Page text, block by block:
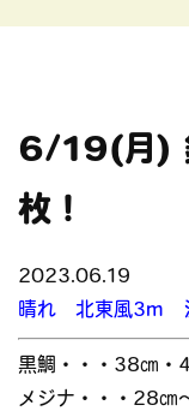
6/19(月)
枚！
2023.06.19
晴れ 北東風3m
黒鯛・・・38㎝
メジナ・・・28